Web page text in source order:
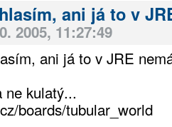
ani já to v
2005, 11:27:49
ani já to v JRE
ne kulatý...
boards/tubular_world